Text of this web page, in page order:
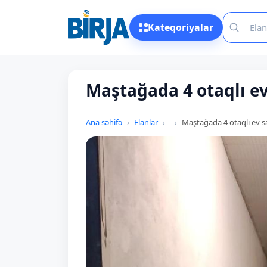
Kateqoriyalar
Maştağada 4 otaqlı
Ana səhifə Elanlar Maştağada 4 otaqlı ev